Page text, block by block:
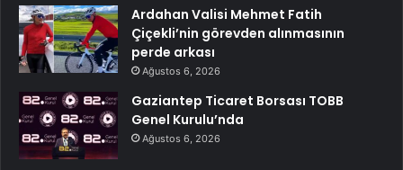
Ardahan Valisi Mehmet Fatih
Çiçekli’nin görevden alınmasının
perde arkası
Ağustos 6, 2026
Gaziantep Ticaret Borsası TOBB
Genel Kurulu’nda
Ağustos 6, 2026